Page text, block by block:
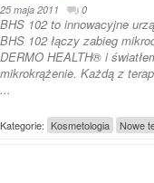
25 maja 2011 0
BHS 102 to innowacyjne
BHS 102 łączy zabieg
DERMO HEALTH® i
mikrokrążenie. Każdą z
...
Kategorie: Kosmetologia Nowe